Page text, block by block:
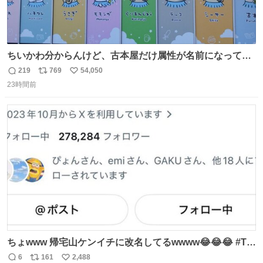
ちいかわ分からんけど、古本屋だけ属性が名前になってる
のはどういうこと？
返
信
219
リ
ト
769
い
数
54,050
23時間前
ちょwww 帰宅山ケンイチに改名してるwwww😂😂😂 #Tシ
ャツが乾くまで #松山ケンイチ
6 161 2,488